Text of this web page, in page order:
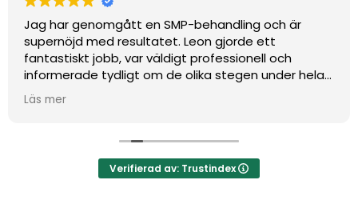
Jag har genomgått en SMP-behandling och är
supernöjd med resultatet. Leon gjorde ett
fantastiskt jobb, var väldigt professionell och
informerade tydligt om de olika stegen under hela
behandlingen. Bemötandet var varmt och
förtroendeingivande, vilket gjorde att jag kände mig
Läs mer
Verifierad av: Trustindex